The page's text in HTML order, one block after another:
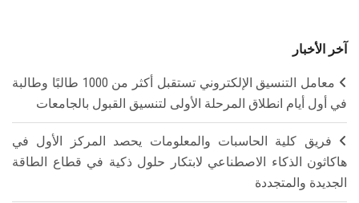
آخر الأخبار
معامل التنسيق الإلكتروني تستقبل أكثر من 1000 طالبًا وطالبة
في أول أيام انطلاق المرحلة الأولى لتنسيق القبول بالجامعات
فريق كلية الحاسبات والمعلومات يحصد المركز الأول في
هاكاثون الذكاء الاصطناعي لابتكار حلول ذكية في قطاع الطاقة
الجديدة والمتجددة